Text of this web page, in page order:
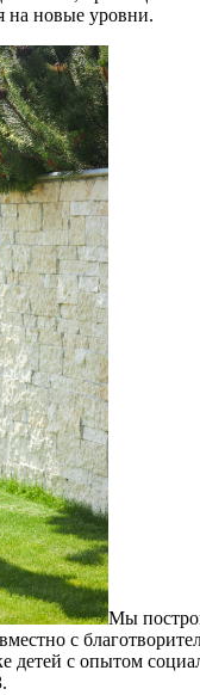
на новые уровни.
Мы
с
детей с опытом